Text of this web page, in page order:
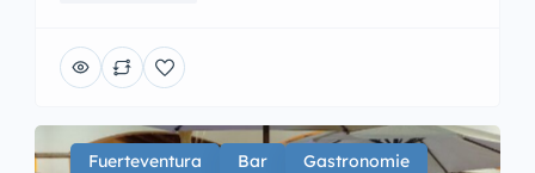
Fuerteventura Bar Gastronomie